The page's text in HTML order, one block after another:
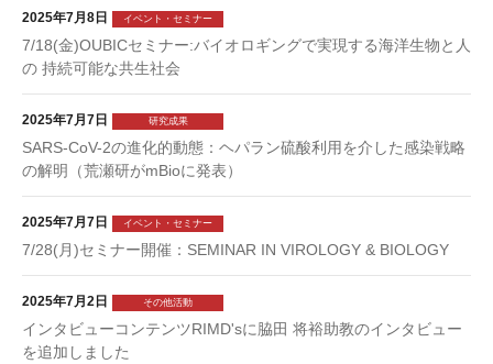
2025年7月8日 イベント・セミナー
7/18(金)OUBICセミナー:バイオロギングで実現する海洋生物と人
の 持続可能な共生社会
2025年7月7日 研究成果
SARS-CoV-2の進化的動態：ヘパラン硫酸利用を介した感染戦略
の解明（荒瀬研がmBioに発表）
2025年7月7日 イベント・セミナー
7/28(月)セミナー開催：SEMINAR IN VIROLOGY & BIOLOGY
2025年7月2日 その他活動
インタビューコンテンツRIMD'sに脇田 将裕助教のインタビュー
を追加しました